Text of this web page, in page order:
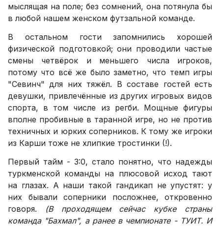
мыслящая на поле; без сомнений, она потянула бы
в любой нашем женском футзальной команде.
В остальном гости запомнились хорошей
физической подготовкой; они проводили частые
смены четвёрок и меньшего числа игроков,
потому что всё же было заметно, что темп игры
"Севинч" для них тяжёл. В составе гостей есть
девушки, привлечённые из других игровых видов
спорта, в том числе из регби. Мощные фигуры
вполне пробивные в таранной игре, но не против
техничных и юрких соперников. К тому же игроки
из Карши тоже не хлипкие тростинки (!).
Первый тайм - 3:0, стало понятно, что надежды
туркменской команды на плюсовой исход тают
на глазах. А наши такой гандикап не упустят: у
них бывали соперники посложнее, откровенно
говоря.
(В проходящем сейчас кубке страны
команда "Бахмал", а ранее в чемпионате - ТУИТ. И